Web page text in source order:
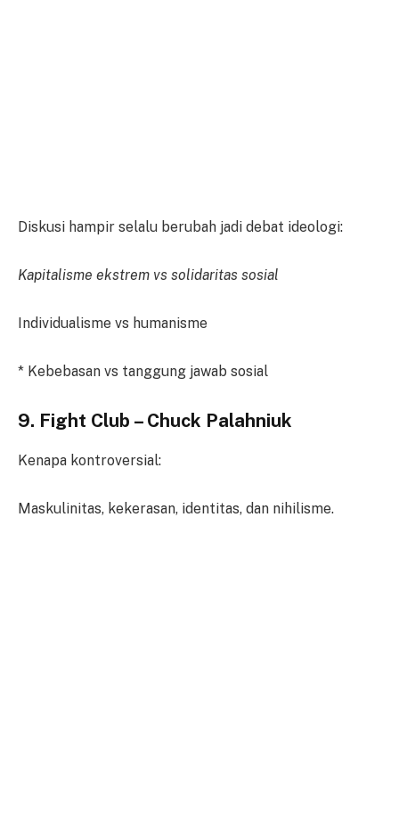
Diskusi hampir selalu berubah jadi debat ideologi:
Kapitalisme ekstrem vs solidaritas sosial
Individualisme vs humanisme
* Kebebasan vs tanggung jawab sosial
9. Fight Club – Chuck Palahniuk
Kenapa kontroversial:
Maskulinitas, kekerasan, identitas, dan nihilisme.